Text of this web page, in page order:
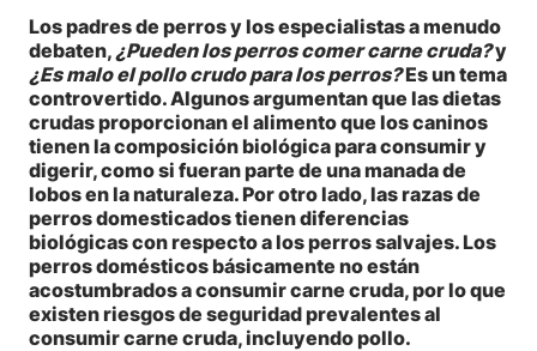
Los padres de perros y los especialistas a menudo
debaten, ¿Pueden los perros comer carne cruda?y
¿Es malo el pollo crudo para los perros?Es un tema
controvertido. Algunos argumentan que las dietas
crudas proporcionan el alimento que los caninos
tienen la composición biológica para consumir y
digerir, como si fueran parte de una manada de
lobos en la naturaleza. Por otro lado, las razas de
perros domesticados tienen diferencias
biológicas con respecto a los perros salvajes. Los
perros domésticos básicamente no están
acostumbrados a consumir carne cruda, por lo que
existen riesgos de seguridad prevalentes al
consumir carne cruda, incluyendo pollo.